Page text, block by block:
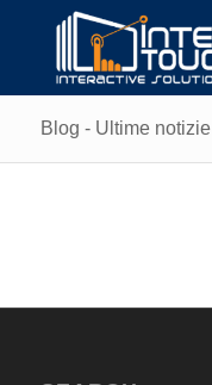
Blog - Ultime notizie